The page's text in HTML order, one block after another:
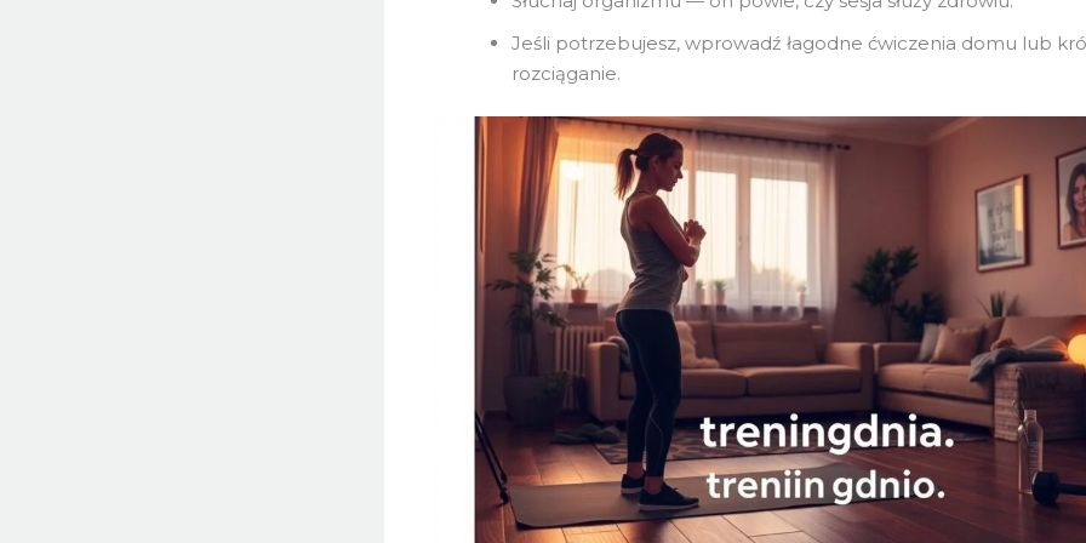
Jeśli potrzebujesz, wprowadź łagodne ćwiczenia domu lub
rozciąganie.